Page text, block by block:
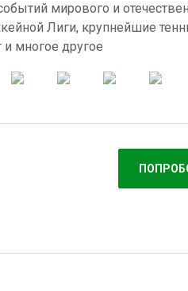
мирового и
Лиги, крупнейшие
многое другое